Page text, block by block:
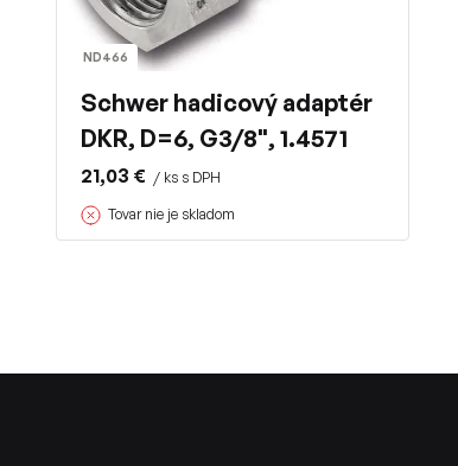
ND466
Schwer hadicový adaptér
DKR, D=6, G3/8", 1.4571
21,03 € / ks s DPH
Tovar nie je skladom